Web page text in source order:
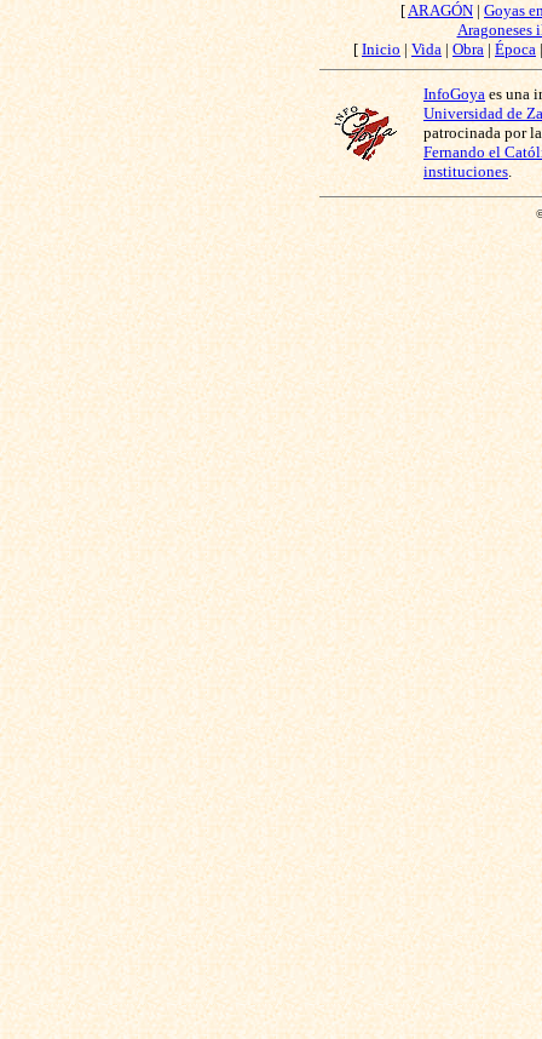
[ ARAGÓN |Goyas
Aragoneses
[ Inicio |Vida | Obra| Época
InfoGoya es una
Universidad de
patrocinada por
Fernando el
instituciones